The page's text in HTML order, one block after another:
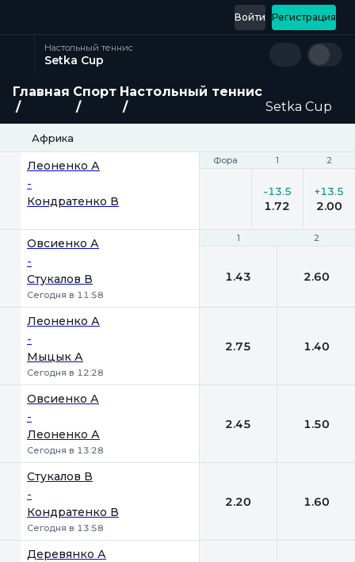
Регистрация
Войти
Настольный теннис
Setka Cup
Главная Спорт Настольный теннис
Setka Cup
Африка
Фора 1 2
Леоненко А
-
Кондратенко В
Фора 1 2
-13.5
1.72
+13.5
2.00
1 2
Овсиенко А
-
Стукалов В
Сегодня в 11:58
1 2
1.43 2.60
Леоненко А
-
Мыцык А
Сегодня в 12:28
2.75 1.40
Овсиенко А
-
Леоненко А
Сегодня в 13:28
2.45 1.50
Стукалов В
-
Кондратенко В
Сегодня в 13:58
2.20 1.60
Деревянко А